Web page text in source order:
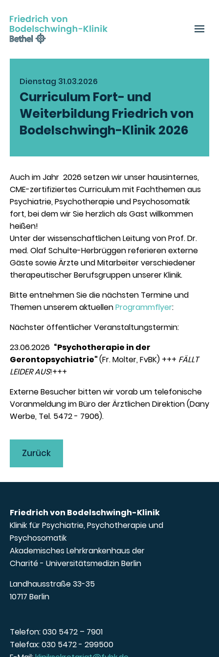
Dienstag 31.03.2026
Curriculum Fort- und
Weiterbildung Friedrich von
Bodelschwingh-Klinik 2026
Auch im Jahr 2026 setzen wir unser hausinternes,
CME-zertifiziertes Curriculum mit Fachthemen aus
Psychiatrie, Psychotherapie und Psychosomatik
fort, bei dem wir Sie herzlich als Gast willkommen
heißen!
Unter der wissenschaftlichen Leitung von Prof. Dr.
med. Olaf Schulte-Herbrüggen referieren externe
Gäste sowie Ärzte und Mitarbeiter verschiedener
therapeutischer Berufsgruppen unserer Klinik.
Bitte entnehmen Sie die nächsten Termine und
Themen unserem aktuellenProgrammflyer:
Nächster öffentlicher Veranstaltungstermin:
23.06.2026 “Psychotherapie in der
Gerontopsychiatrie"(Fr. Molter, FvBK) +++ FÄLLT
LEIDER AUS!+++
Externe Besucher bitten wir vorab um telefonische
Voranmeldung im Büro der Ärztlichen Direktion (Dany
Werbe, Tel. 5472 - 7906).
Zurück
Friedrich von Bodelschwingh-Klinik
Klinik für Psychiatrie, Psychotherapie und
Psychosomatik
Akademisches Lehrkrankenhaus der
Charité - Universitätsmedizin Berlin
Landhausstraße 33-35
10717 Berlin
Telefon: 030 5472 – 7901
Telefax: 030 5472 - 299500